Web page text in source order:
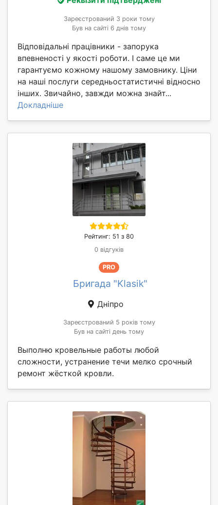
Зареєстрований 3 роки тому
Був на сайті 6 днів тому
Відповідальні працівники - запорука
впевненості у якості роботи. І саме це ми
гарантуємо кожному нашому замовнику. Ціни
на наші послуги середньостатистичні відносно
інших. Звичайно, завжди можна знайт...
Докладніше
Рейтинг: 51 з 80
0 відгуків
PRO
Бригада "Klasik"
Дніпро
Зареєстрований 5 років тому
Був на сайті день тому
Выполню кровельные работы любой
сложности, устранение течи мелко срочный
ремонт жёсткой кровли.